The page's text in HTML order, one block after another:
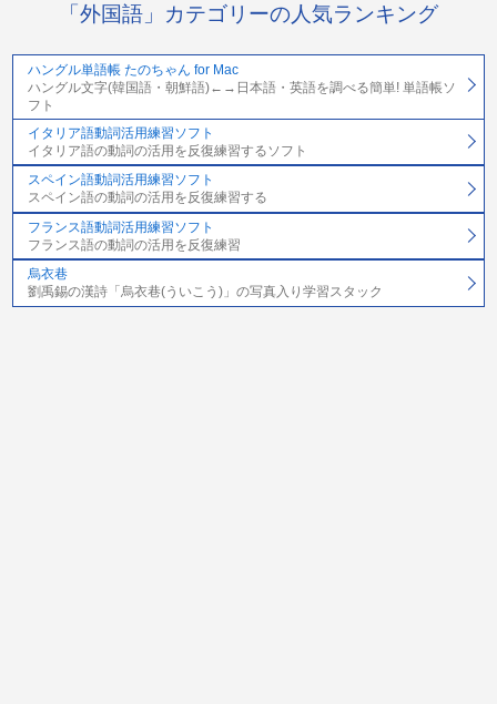
「外国語」カテゴリーの人気ランキング
ハングル単語帳 たのちゃん for Mac
ハングル文字(韓国語・朝鮮語)←→日本語・英語を調べる簡単! 単語帳ソ
フト
イタリア語動詞活用練習ソフト
イタリア語の動詞の活用を反復練習するソフト
スペイン語動詞活用練習ソフト
スペイン語の動詞の活用を反復練習する
フランス語動詞活用練習ソフト
フランス語の動詞の活用を反復練習
烏衣巷
劉禹錫の漢詩「烏衣巷(ういこう)」の写真入り学習スタック